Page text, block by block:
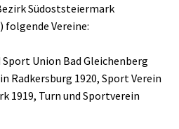
Südoststeiermark
folgende Vereine:
Union Bad Gleichenberg
Radkersburg 1920, Sport Verein
1919, Turn und Sportverein